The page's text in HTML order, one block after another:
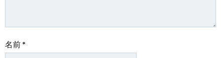
名前*